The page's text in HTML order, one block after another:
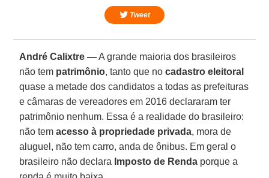
Tweet
André Calixtre —A grande maioria dos brasileiros
não tem patrimônio, tanto que nocadastro eleitoral
quase a metade dos candidatos a todas as prefeituras
e câmaras de vereadores em 2016 declararam ter
patrimônio nenhum. Essa é a realidade do brasileiro:
não temacesso à propriedade privada, mora de
aluguel, não tem carro, anda de ônibus. Em geral o
brasileiro não declara Imposto de Renda porque a